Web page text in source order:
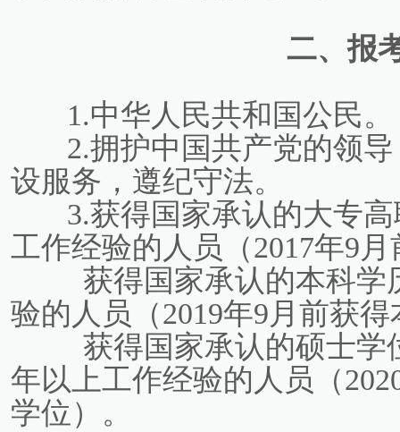
二、报
1.中华人民共和国公民。
2.拥护中国共产党的领
设服务，遵纪守法。
3.获得国家承认的大专
工作经验的人员（2017年9
获得国家承认的本科学
验的人员（2019年9月前获
获得国家承认的硕士学
年以上工作经验的人员（
学位）。